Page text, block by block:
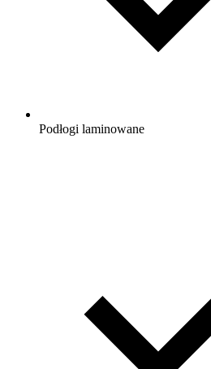
Podłogi laminowane